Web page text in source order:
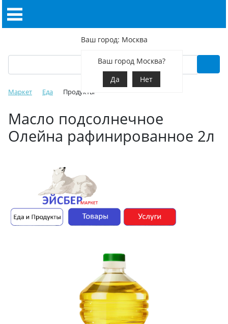
Ваш город: Москва
Ваш город Москва?
Да
Нет
Маркет Еда Продукты
Масло подсолнечное
Олейна рафинированное 2л